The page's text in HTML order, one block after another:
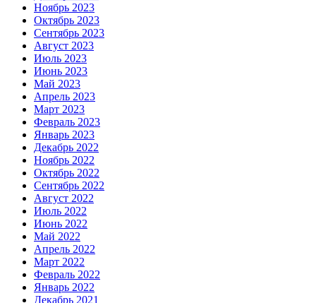
Ноябрь 2023
Октябрь 2023
Сентябрь 2023
Август 2023
Июль 2023
Июнь 2023
Май 2023
Апрель 2023
Март 2023
Февраль 2023
Январь 2023
Декабрь 2022
Ноябрь 2022
Октябрь 2022
Сентябрь 2022
Август 2022
Июль 2022
Июнь 2022
Май 2022
Апрель 2022
Март 2022
Февраль 2022
Январь 2022
Декабрь 2021